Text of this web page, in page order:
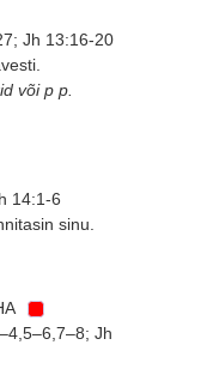
Jh 13:16-20
või p p.
14:1-6
sinu.
Jh